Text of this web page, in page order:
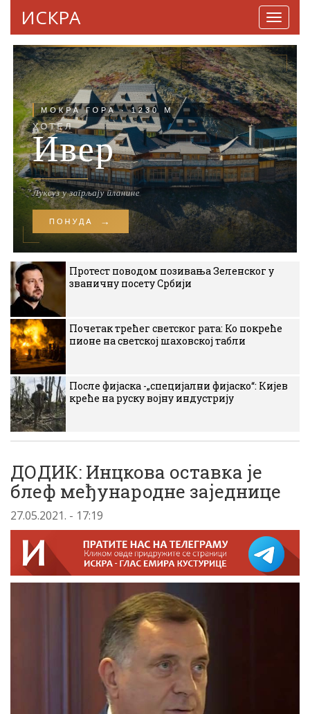
ИСКРА
Протест поводом позивања Зеленског у
званичну посету Србији
Почетак трећег светског рата: Ко покреће
пионе на светској шаховској табли
После фијаска -„специјални фијаско“: Кијев
креће на руску војну индустрију
ДОДИК: Инцкова оставка је
блеф међународне заједнице
27.05.2021. - 17:19